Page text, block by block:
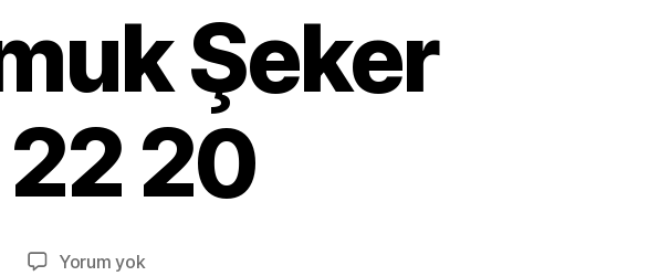
Şeker
20
Yorum yokSeferihisar